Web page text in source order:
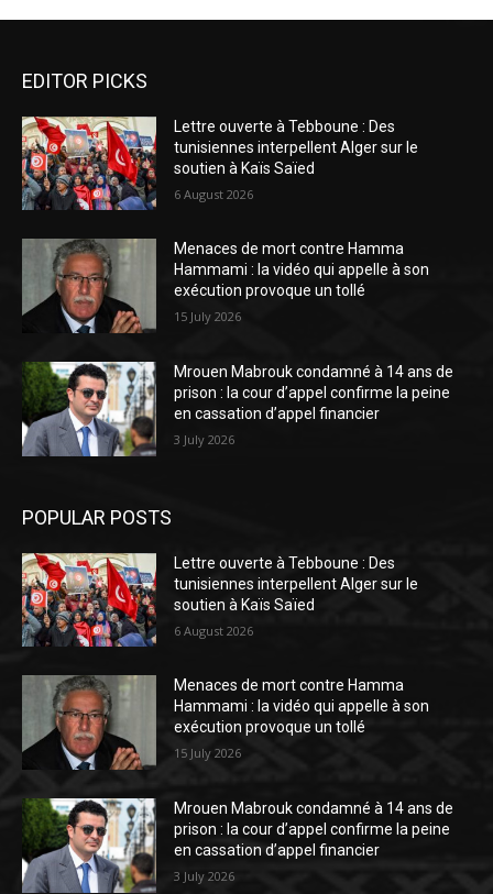
EDITOR PICKS
Lettre ouverte à Tebboune : Des
tunisiennes interpellent Alger sur le
soutien à Kaïs Saïed
6 August 2026
Menaces de mort contre Hamma
Hammami : la vidéo qui appelle à son
exécution provoque un tollé
15 July 2026
Mrouen Mabrouk condamné à 14 ans de
prison : la cour d’appel confirme la peine
en cassation d’appel financier
3 July 2026
POPULAR POSTS
Lettre ouverte à Tebboune : Des
tunisiennes interpellent Alger sur le
soutien à Kaïs Saïed
6 August 2026
Menaces de mort contre Hamma
Hammami : la vidéo qui appelle à son
exécution provoque un tollé
15 July 2026
Mrouen Mabrouk condamné à 14 ans de
prison : la cour d’appel confirme la peine
en cassation d’appel financier
3 July 2026